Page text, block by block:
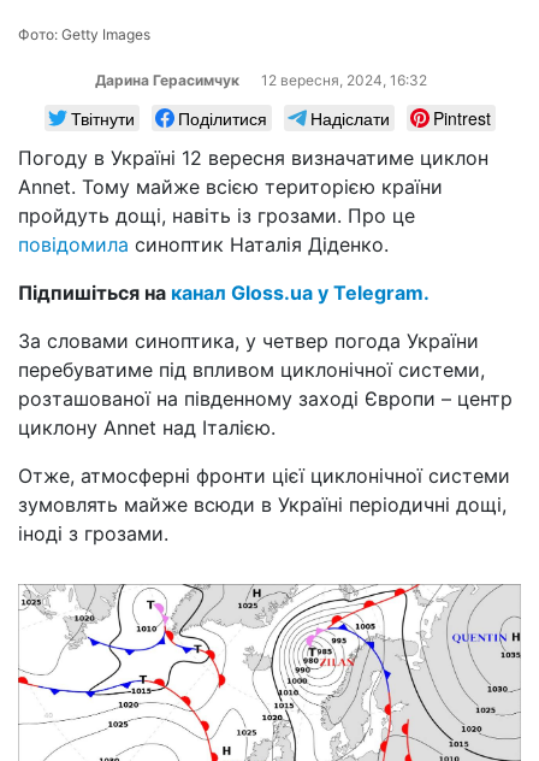
Фото: Getty Images
Дарина Герасимчук 12 вересня, 2024, 16:32
Твітнути Поділитися Надіслати
Pintrest
Погоду в Україні 12 вересня визначатиме циклон
Annet. Тому майже всією територією країни
пройдуть дощі, навіть із грозами. Про це
повідомила синоптик Наталія Діденко.
Підпишіться на канал Gloss.ua у Telegram.
За словами синоптика, у четвер погода України
перебуватиме під впливом циклонічної системи,
розташованої на південному заході Європи – центр
циклону Annet над Італією.
Отже, атмосферні фронти цієї циклонічної системи
зумовлять майже всюди в Україні періодичні дощі,
іноді з грозами.